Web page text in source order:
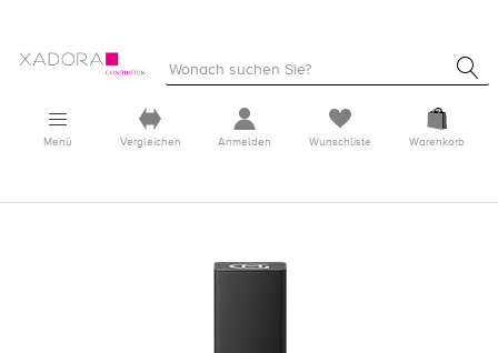
Menü Vergleichen Anmelden Wunschliste Warenkorb